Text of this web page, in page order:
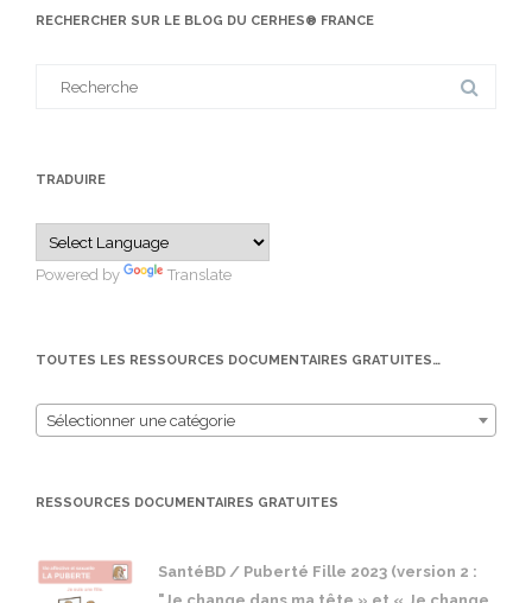
RECHERCHER SUR LE BLOG DU CERHES® FRANCE
TRADUIRE
Powered by Translate
TOUTES LES RESSOURCES DOCUMENTAIRES GRATUITES…
Sélectionner une catégorie
RESSOURCES DOCUMENTAIRES GRATUITES
SantéBD / Puberté Fille 2023 (version 2 :
"Je change dans ma tête » et « Je change